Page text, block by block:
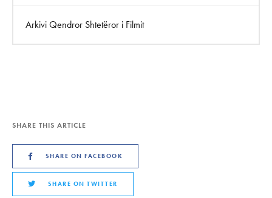
Arkivi Qendror Shtetëror i Filmit
SHARE THIS ARTICLE
SHARE ON FACEBOOK
SHARE ON TWITTER